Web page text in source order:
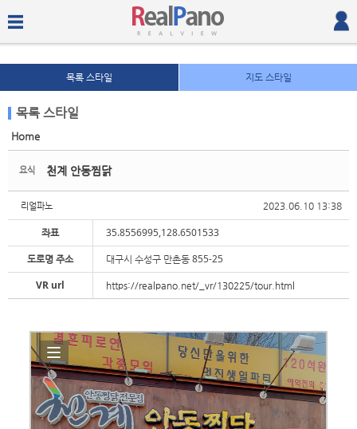
목록 스타일 지도 스타일
목록 스타일
Home
요식
2023.06.10 13:38
천계 안동찜닭
리얼파노
좌표
35.8556995,128.6501533
도로명 주소
대구시 수성구 만촌동 855-25
VR url
https://realpano.net/_vr/130225/tour.html
Sketchbook5, 스케치북5
Sketchbook5, 스케치북5
Sketchbook5, 스케치북5
Sketchbook5, 스케치북5